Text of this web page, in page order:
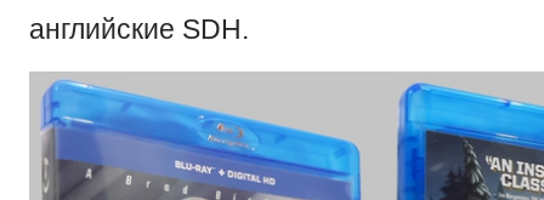
английские SDH.